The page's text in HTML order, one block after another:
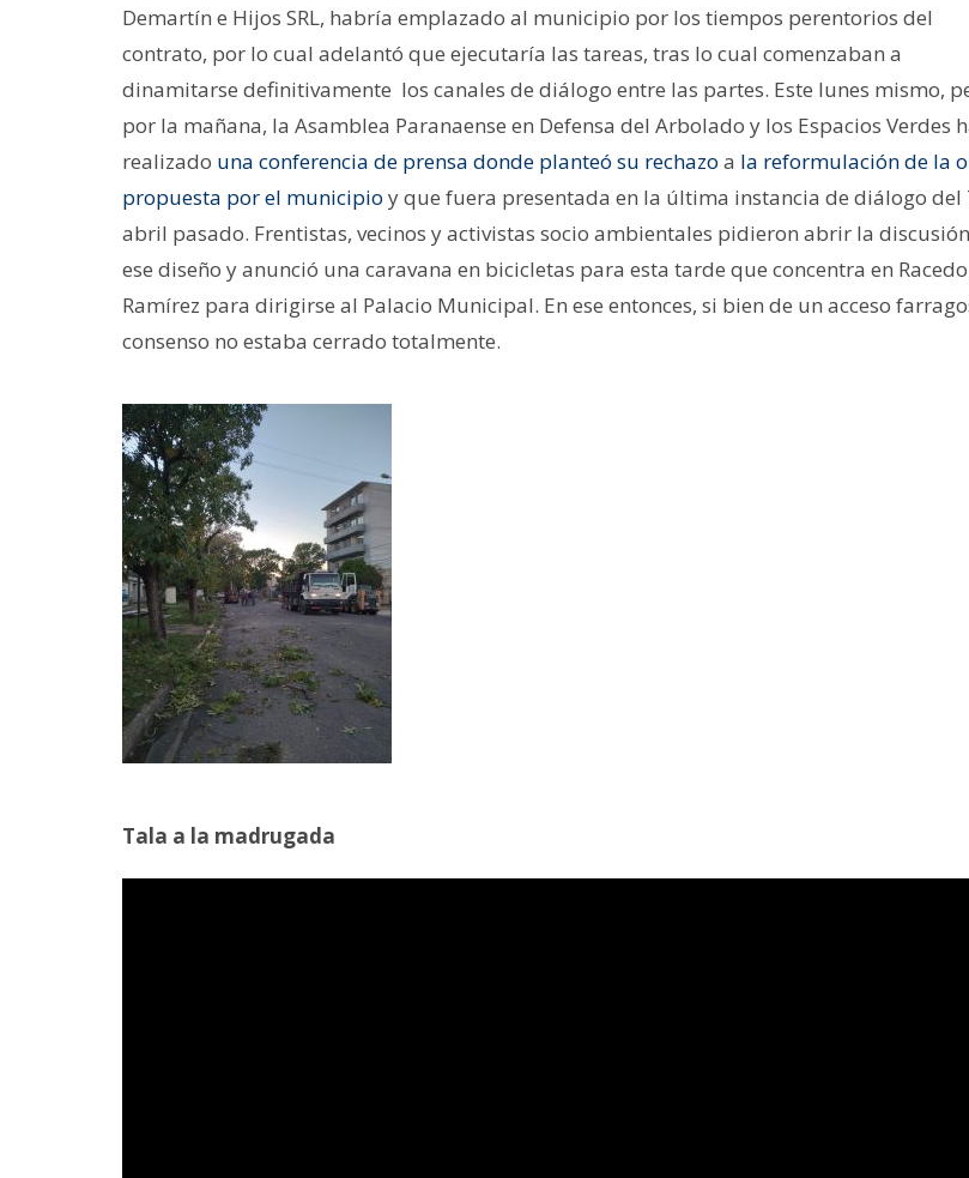
Demartín e Hijos SRL, habría emplazado al municipio por los tiempos perentorios del
contrato, por lo cual adelantó que ejecutaría las tareas, tras lo cual comenzaban a
dinamitarse definitivamente los canales de diálogo entre las partes. Este lunes mismo,
por la mañana, la Asamblea Paranaense en Defensa del Arbolado y los Espacios Verdes
realizado una conferencia de prensa donde planteó su rechazo a la reformulación de la
propuesta por el municipio y que fuera presentada en la última instancia de diálogo del
abril pasado. Frentistas, vecinos y activistas socio ambientales pidieron abrir la
ese diseño y anunció una caravana en bicicletas para esta tarde que concentra en
Ramírez para dirigirse al Palacio Municipal. En ese entonces, si bien de un acceso
consenso no estaba cerrado totalmente.
Tala a la madrugada